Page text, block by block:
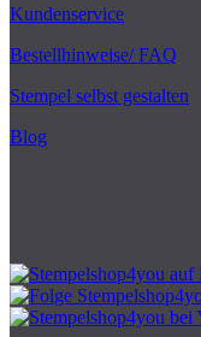
Kundenservice
Bestellhinweise/ FAQ
Stempel selbst gestalten
Blog